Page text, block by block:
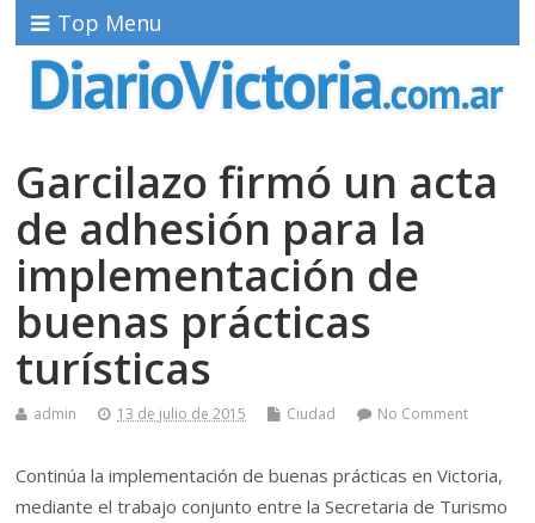
Top Menu
Garcilazo firmó un acta
de adhesión para la
implementación de
buenas prácticas
turísticas
admin 13 de julio de 2015 Ciudad No Comment
Continúa la implementación de buenas prácticas en Victoria,
mediante el trabajo conjunto entre la Secretaria de Turismo